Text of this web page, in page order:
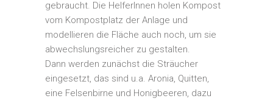
gebraucht. Die HelferInnen holen Kompost
vom Kompostplatz der Anlage und
modellieren die Fläche auch noch, um sie
abwechslungsreicher zu gestalten.
Dann werden zunächst die Sträucher
eingesetzt, das sind u.a. Aronia, Quitten,
eine Felsenbirne und Honigbeeren, dazu